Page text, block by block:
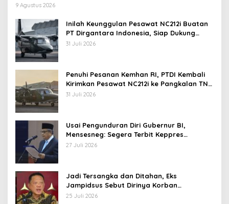
9 Agustus 2026
Inilah Keunggulan Pesawat NC212i Buatan
PT Dirgantara Indonesia, Siap Dukung
Berbagai Operasi TNI
31 Juli 2026
Penuhi Pesanan Kemhan RI, PTDI Kembali
Kirimkan Pesawat NC212i ke Pangkalan TNI
AU
31 Juli 2026
Usai Pengunduran Diri Gubernur BI,
Mensesneg: Segera Terbit Keppres
Pemberhentian dengan Hormat
27 Juli 2026
Jadi Tersangka dan Ditahan, Eks
Jampidsus Sebut Dirinya Korban
Kriminalisasi
25 Juli 2026